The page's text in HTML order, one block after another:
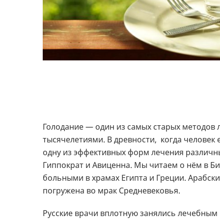
Голодание — один из самых старых методов
тысячелетиями. В древности, когда
одну из эффективных форм лечения
Гиппократ и Авиценна. Мы читаем о нём в
больными в храмах Египта и Греции.
погружена во мрак Средневековья.
Русские врачи вплотную занялись лечебным